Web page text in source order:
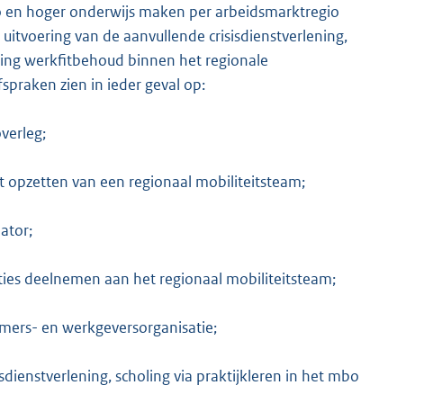
hoger onderwijs maken per arbeidsmarktregio
van de aanvullende crisisdienstverlening,
werkfitbehoud binnen het regionale
zien in ieder geval op:
van een regionaal mobiliteitsteam;
deelnemen aan het regionaal mobiliteitsteam;
en werkgeversorganisatie;
scholing via praktijkleren in het mbo